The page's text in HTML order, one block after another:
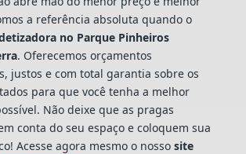
a referência absoluta quando o
no Parque Pinheiros
. Oferecemos orçamentos
justos e com total garantia sobre os
para que você tenha a melhor
Não deixe que as pragas
conta do seu espaço e coloquem sua
Acesse agora mesmo o nossosite